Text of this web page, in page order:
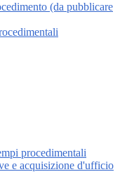
(da pubblicare
procedimentali
e acquisizione d'ufficio